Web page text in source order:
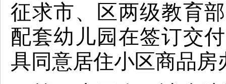
征求市、区两级教育
配套幼儿园在签订交
具同意居住小区商品房